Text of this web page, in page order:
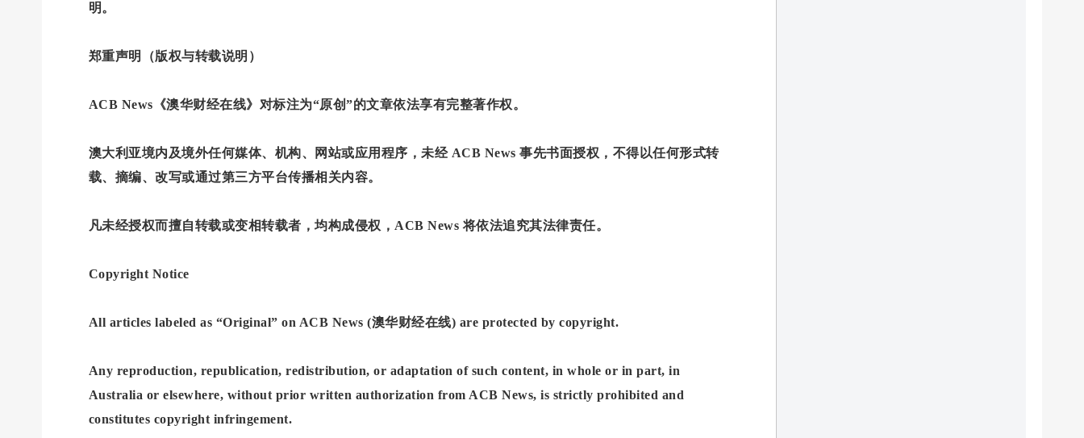
明。
郑重声明（版权与转载说明）
ACB News《澳华财经在线》对标注为“原创”的文章依法享有完整著作权。
澳大利亚境内及境外任何媒体、机构、网站或应用程序，未经 ACB News 事先书面授权，不得以任何形式转
载、摘编、改写或通过第三方平台传播相关内容。
凡未经授权而擅自转载或变相转载者，均构成侵权，ACB News 将依法追究其法律责任。
Copyright Notice
All articles labeled as “Original” on ACB News (澳华财经在线) are protected by copyright.
Any reproduction, republication, redistribution, or adaptation of such content, in whole or in part, in
Australia or elsewhere, without prior written authorization from ACB News, is strictly prohibited and
constitutes copyright infringement.